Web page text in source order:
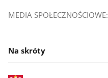
MEDIA SPOŁECZNOŚCIOWE:
Na skróty